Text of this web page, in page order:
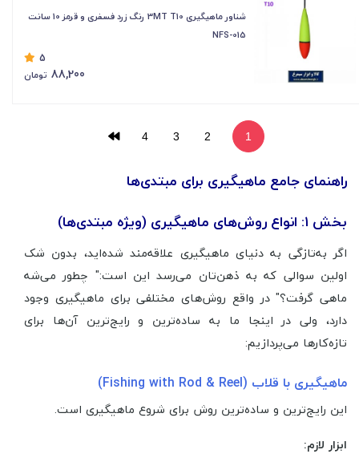
شناور ماهیگیری 3MT T10 رنگ زرد فسفری و قرمز 10 سانت
NFS-015
5
88,200 تومان
1
2
3
4
راهنمای جامع ماهیگیری برای مبتدی‌ها
بخش ۱: انواع روش‌های ماهیگیری (ویژه مبتدی‌ها)
اگر به‌تازگی به دنیای ماهیگیری علاقه‌مند شده‌اید، بدون شک
اولین سوالی که به ذهن‌تان می‌رسد این است:" چطور می‌شه
ماهی گرفت؟" در واقع روش‌های مختلفی برای ماهیگیری وجود
دارد، ولی در اینجا ما به ساده‌ترین و رایج‌ترین آن‌ها برای
تازه‌کارها می‌پردازیم:
ماهیگیری با قلاب (Fishing with Rod & Reel)
این رایج‌ترین و ساده‌ترین روش برای شروع ماهیگیری است.
ابزار لازم: